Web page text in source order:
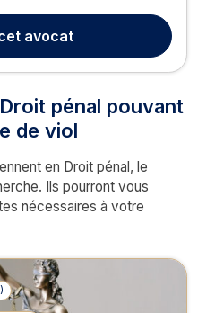
critiques que vous soyez
ou d...
avocat
pénal pouvant
de viol
en Droit pénal, le
Ils pourront vous
nécessaires à votre
)